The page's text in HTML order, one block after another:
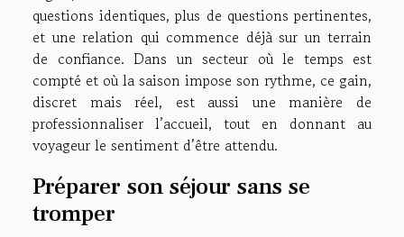
questions identiques, plus de questions pertinentes,
et une relation qui commence déjà sur un terrain
de confiance. Dans un secteur où le temps est
compté et où la saison impose son rythme, ce gain,
discret mais réel, est aussi une manière de
professionnaliser l’accueil, tout en donnant au
voyageur le sentiment d’être attendu.
Préparer son séjour sans se
tromper